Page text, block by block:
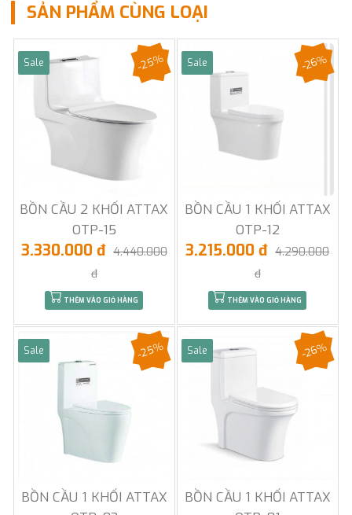
SẢN PHẨM CÙNG LOẠI
Sale
BỒN CẦU 2 KHỐI ATTAX
OTP-15
-25%
3.330.000 đ 4.440.000
đ
THÊM VÀO GIỎ HÀNG
Sale
BỒN CẦU 1 KHỐI ATTAX
OTP-12
-26%
3.215.000 đ 4.290.000
đ
THÊM VÀO GIỎ HÀNG
Sale
BỒN CẦU 1 KHỐI ATTAX
-25% Sale
BỒN CẦU 1 KHỐI ATTAX
-26%